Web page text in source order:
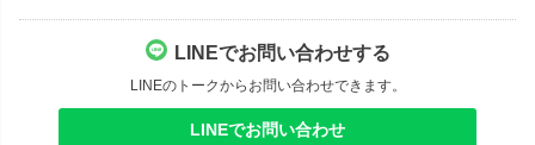
LINEでお問い合わせする
LINEのトークからお問い合わせできます。
LINEでお問い合わせ